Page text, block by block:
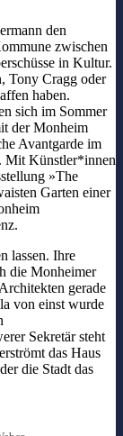
den
zwischen
in Kultur.
Tony Cragg oder
haben.
sich im Sommer
der Monheim
Avantgarde im
Mit Künstler*innen
»The
Garten einer
lassen. Ihre
die Monheimer
gerade
von einst wurde
Sekretär steht
das Haus
die Stadt das